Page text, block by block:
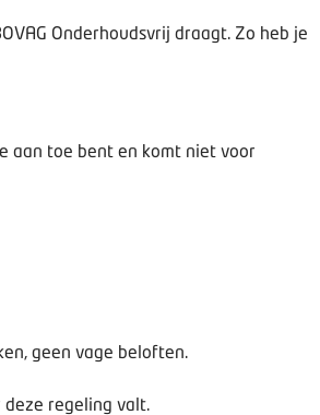
Onderhoudsvrij draagt. Zo heb je
aan toe bent en komt niet voor
geen vage beloften.
regeling valt.